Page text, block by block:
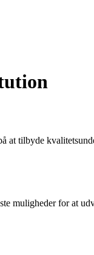
at tilbyde
muligheder for at